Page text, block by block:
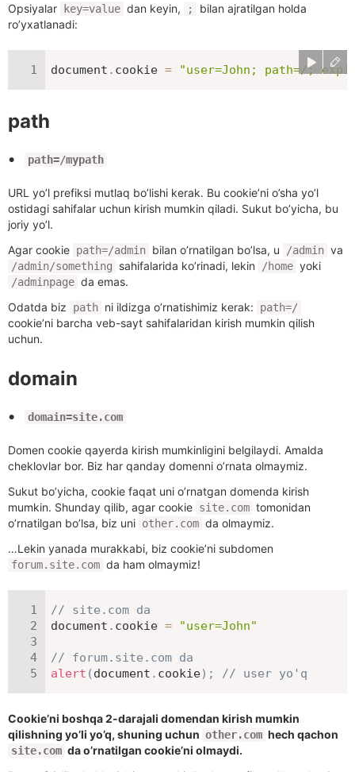
Opsiyalar key=value dan keyin, ;
bilan ajratilgan holda
ro’yxatlanadi:
document . cookie = "user=John; path=/;
path
path=/mypath
URL yo’l prefiksi mutlaq bo’lishi kerak. Bu cookie’ni o’sha yo’l
ostidagi sahifalar uchun kirish mumkin qiladi. Sukut bo’yicha, bu
joriy yo’l.
Agar cookie path=/admin bilan o’rnatilgan bo’lsa, u /admin va
/admin/something sahifalarida ko’rinadi, lekin /home yoki
/adminpage da emas.
Odatda biz
path ni ildizga o’rnatishimiz kerak: path=/
cookie’ni barcha veb-sayt sahifalaridan kirish mumkin qilish
uchun.
domain
domain=site.com
Domen cookie qayerda kirish mumkinligini belgilaydi. Amalda
cheklovlar bor. Biz har qanday domenni o’rnata olmaymiz.
Sukut bo’yicha, cookie faqat uni o’rnatgan domenda kirish
mumkin. Shunday qilib, agar cookie site.com tomonidan
o’rnatilgan bo’lsa, biz uni other.com da olmaymiz.
…Lekin yanada murakkabi, biz cookie’ni subdomen
forum.site.com da ham olmaymiz!
// site.com da
document . cookie = "user=John"
// forum.site.com da
alert (document . cookie) ; // user yo'q
Cookie’ni boshqa 2-darajali domendan kirish mumkin
qilishning yo’li yo’q, shuning uchun other.com hech qachon
site.com da o’rnatilgan cookie’ni olmaydi.